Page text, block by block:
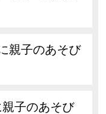
親子のあそび
親子のあそび